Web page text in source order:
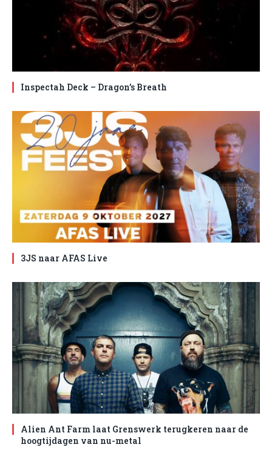
Inspectah Deck – Dragon’s Breath
3JS naar AFAS Live
Alien Ant Farm laat Grenswerk terugkeren naar de
hoogtijdagen van nu-metal